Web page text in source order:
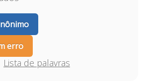
erro
Lista de palavras